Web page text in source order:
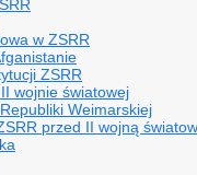
w ZSRR
ZSRR
wojnie światowej
Weimarskiej
przed II wojną